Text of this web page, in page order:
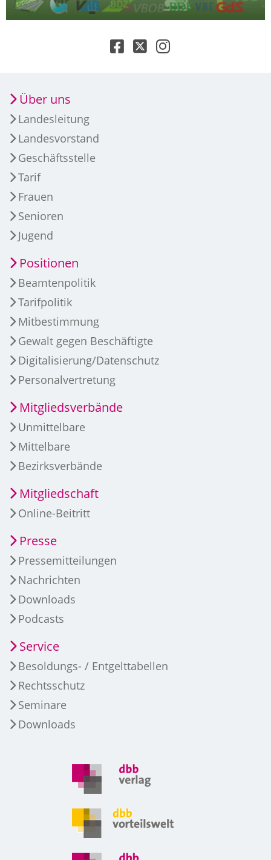
Über uns
Landesleitung
Landesvorstand
Geschäftsstelle
Tarif
Frauen
Senioren
Jugend
Positionen
Beamtenpolitik
Tarifpolitik
Mitbestimmung
Gewalt gegen Beschäftigte
Digitalisierung/Datenschutz
Personalvertretung
Mitgliedsverbände
Unmittelbare
Mittelbare
Bezirksverbände
Mitgliedschaft
Online-Beitritt
Presse
Pressemitteilungen
Nachrichten
Downloads
Podcasts
Service
Besoldungs- / Entgelttabellen
Rechtsschutz
Seminare
Downloads